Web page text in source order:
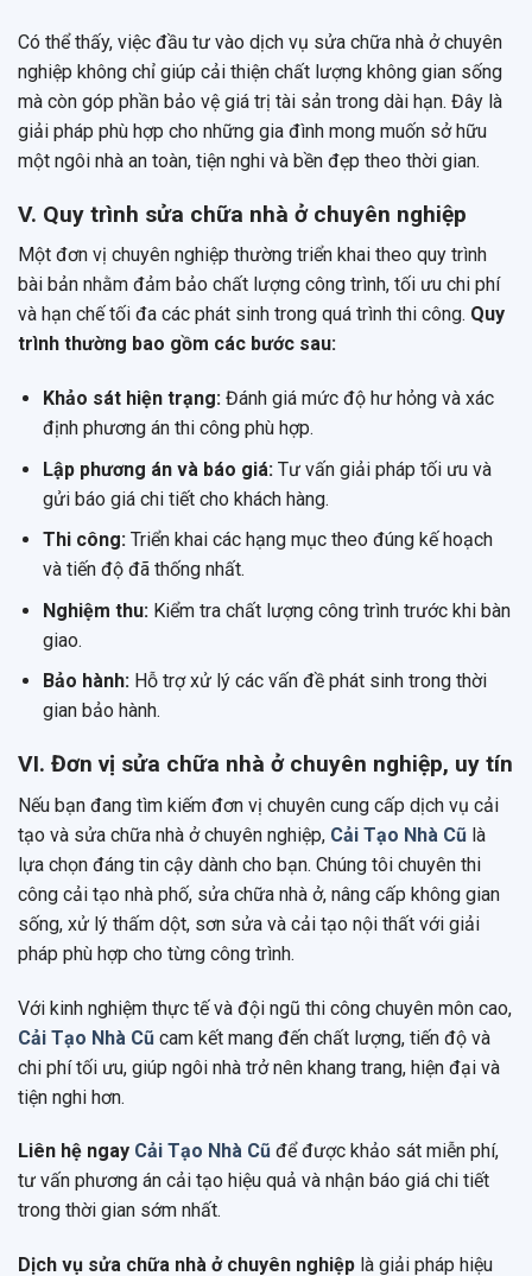
Có thể thấy, việc đầu tư vào dịch vụ sửa chữa nhà ở chuyên
nghiệp không chỉ giúp cải thiện chất lượng không gian sống
mà còn góp phần bảo vệ giá trị tài sản trong dài hạn. Đây là
giải pháp phù hợp cho những gia đình mong muốn sở hữu
một ngôi nhà an toàn, tiện nghi và bền đẹp theo thời gian.
V. Quy trình sửa chữa nhà ở chuyên nghiệp
Một đơn vị chuyên nghiệp thường triển khai theo quy trình
bài bản nhằm đảm bảo chất lượng công trình, tối ưu chi phí
và hạn chế tối đa các phát sinh trong quá trình thi công. Quy
trình thường bao gồm các bước sau:
Khảo sát hiện trạng:Đánh giá mức độ hư hỏng và xác
định phương án thi công phù hợp.
Lập phương án và báo giá:Tư vấn giải pháp tối ưu và
gửi báo giá chi tiết cho khách hàng.
Thi công:Triển khai các hạng mục theo đúng kế hoạch
và tiến độ đã thống nhất.
Nghiệm thu:Kiểm tra chất lượng công trình trước khi bàn
giao.
Bảo hành:Hỗ trợ xử lý các vấn đề phát sinh trong thời
gian bảo hành.
VI. Đơn vị sửa chữa nhà ở chuyên nghiệp, uy tín
Nếu bạn đang tìm kiếm đơn vị chuyên cung cấp dịch vụ cải
tạo và sửa chữa nhà ở chuyên nghiệp, Cải Tạo Nhà Cũ là
lựa chọn đáng tin cậy dành cho bạn. Chúng tôi chuyên thi
công cải tạo nhà phố, sửa chữa nhà ở, nâng cấp không gian
sống, xử lý thấm dột, sơn sửa và cải tạo nội thất với giải
pháp phù hợp cho từng công trình.
Với kinh nghiệm thực tế và đội ngũ thi công chuyên môn cao,
Cải Tạo Nhà Cũ cam kết mang đến chất lượng, tiến độ và
chi phí tối ưu, giúp ngôi nhà trở nên khang trang, hiện đại và
tiện nghi hơn.
Liên hệ ngay Cải Tạo Nhà Cũ để được khảo sát miễn phí,
tư vấn phương án cải tạo hiệu quả và nhận báo giá chi tiết
trong thời gian sớm nhất.
Dịch vụ sửa chữa nhà ở chuyên nghiệp là giải pháp hiệu